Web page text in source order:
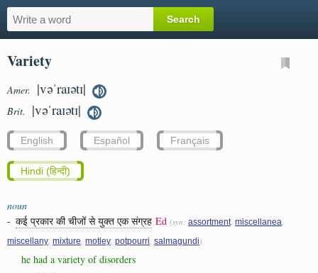
Variety
Amer. |vəˈraɪətɪ|
Brit. |vəˈraɪətɪ|
English Español Français
Hindi (हिन्दी)
noun
- कई प्रकार की चीजों से युक्त एक संग्रह Ed (syn: assortment miscellanea
miscellany mixture motley potpourri salmagundi )
he had a variety of disorders